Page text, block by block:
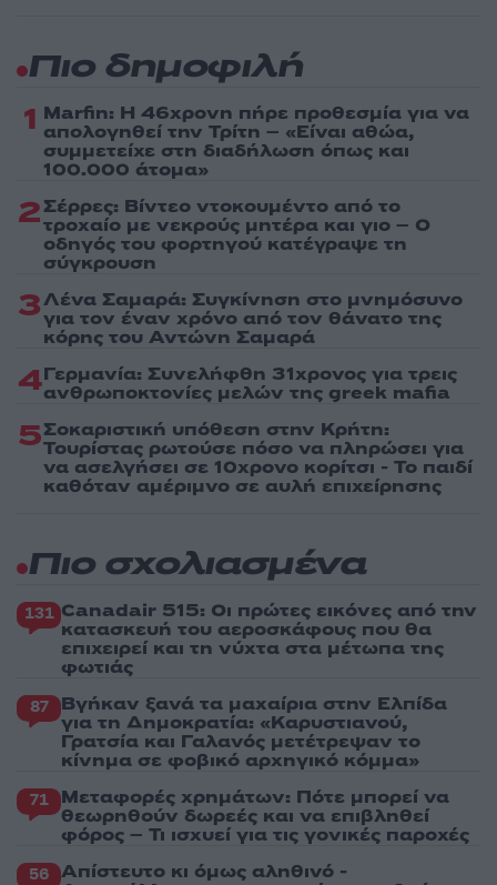
Πιο δημοφιλή
1 Marfin: Η 46χρονη πήρε προθεσμία για να
απολογηθεί την Τρίτη – «Είναι αθώα,
συμμετείχε στη διαδήλωση όπως και
100.000 άτομα»
2Σέρρες: Βίντεο ντοκουμέντο από το
τροχαίο με νεκρούς μητέρα και γιο – Ο
οδηγός του φορτηγού κατέγραψε τη
σύγκρουση
3Λένα Σαμαρά: Συγκίνηση στο μνημόσυνο
για τον έναν χρόνο από τον θάνατο της
κόρης του Αντώνη Σαμαρά
4Γερμανία: Συνελήφθη 31χρονος για τρεις
ανθρωποκτονίες μελών της greek mafia
5Σοκαριστική υπόθεση στην Κρήτη:
Τουρίστας ρωτούσε πόσο να πληρώσει για
να ασελγήσει σε 10χρονο κορίτσι - Το παιδί
καθόταν αμέριμνο σε αυλή επιχείρησης
Πιο σχολιασμένα
131 Canadair 515: Οι πρώτες εικόνες από την
κατασκευή του αεροσκάφους που θα
επιχειρεί και τη νύχτα στα μέτωπα της
φωτιάς
87 Βγήκαν ξανά τα μαχαίρια στην Ελπίδα
για τη Δημοκρατία: «Καρυστιανού,
Γρατσία και Γαλανός μετέτρεψαν το
κίνημα σε φοβικό αρχηγικό κόμμα»
71 Μεταφορές χρημάτων: Πότε μπορεί να
θεωρηθούν δωρεές και να επιβληθεί
φόρος – Τι ισχυεί για τις γονικές παροχές
56 Απίστευτο κι όμως αληθινό -